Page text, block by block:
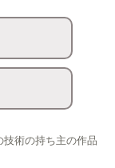
術の持ち主の作品